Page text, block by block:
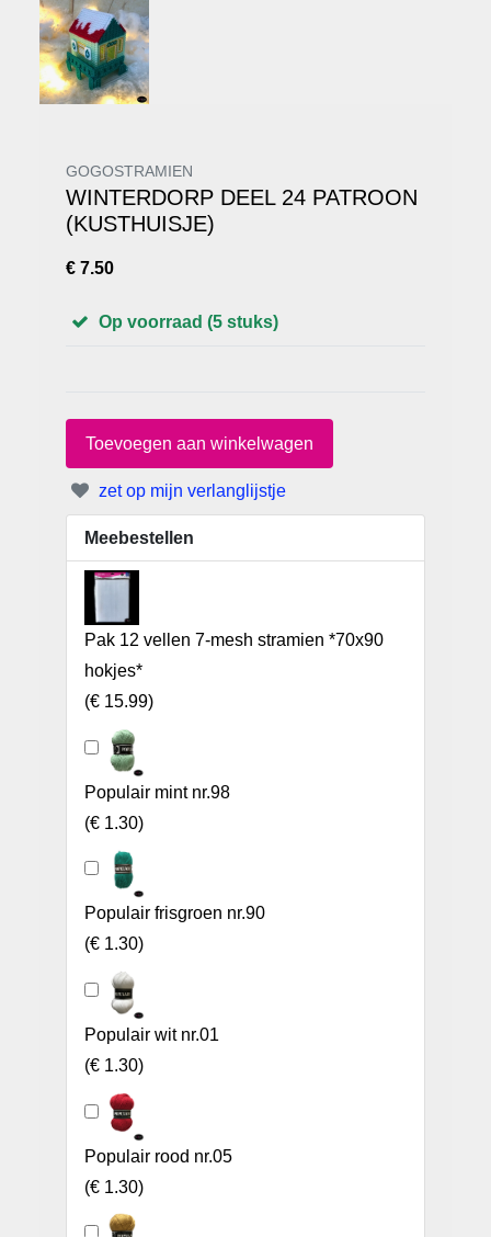
GOGOSTRAMIEN
WINTERDORP DEEL 24 PATROON
(KUSTHUISJE)
€ 7.50
Op voorraad (5 stuks)
zet op mijn verlanglijstje
Meebestellen
Pak 12 vellen 7-mesh stramien *70x90
hokjes*
(€ 15.99)
Populair mint nr.98
(€ 1.30)
Populair frisgroen nr.90
(€ 1.30)
Populair wit nr.01
(€ 1.30)
Populair rood nr.05
(€ 1.30)